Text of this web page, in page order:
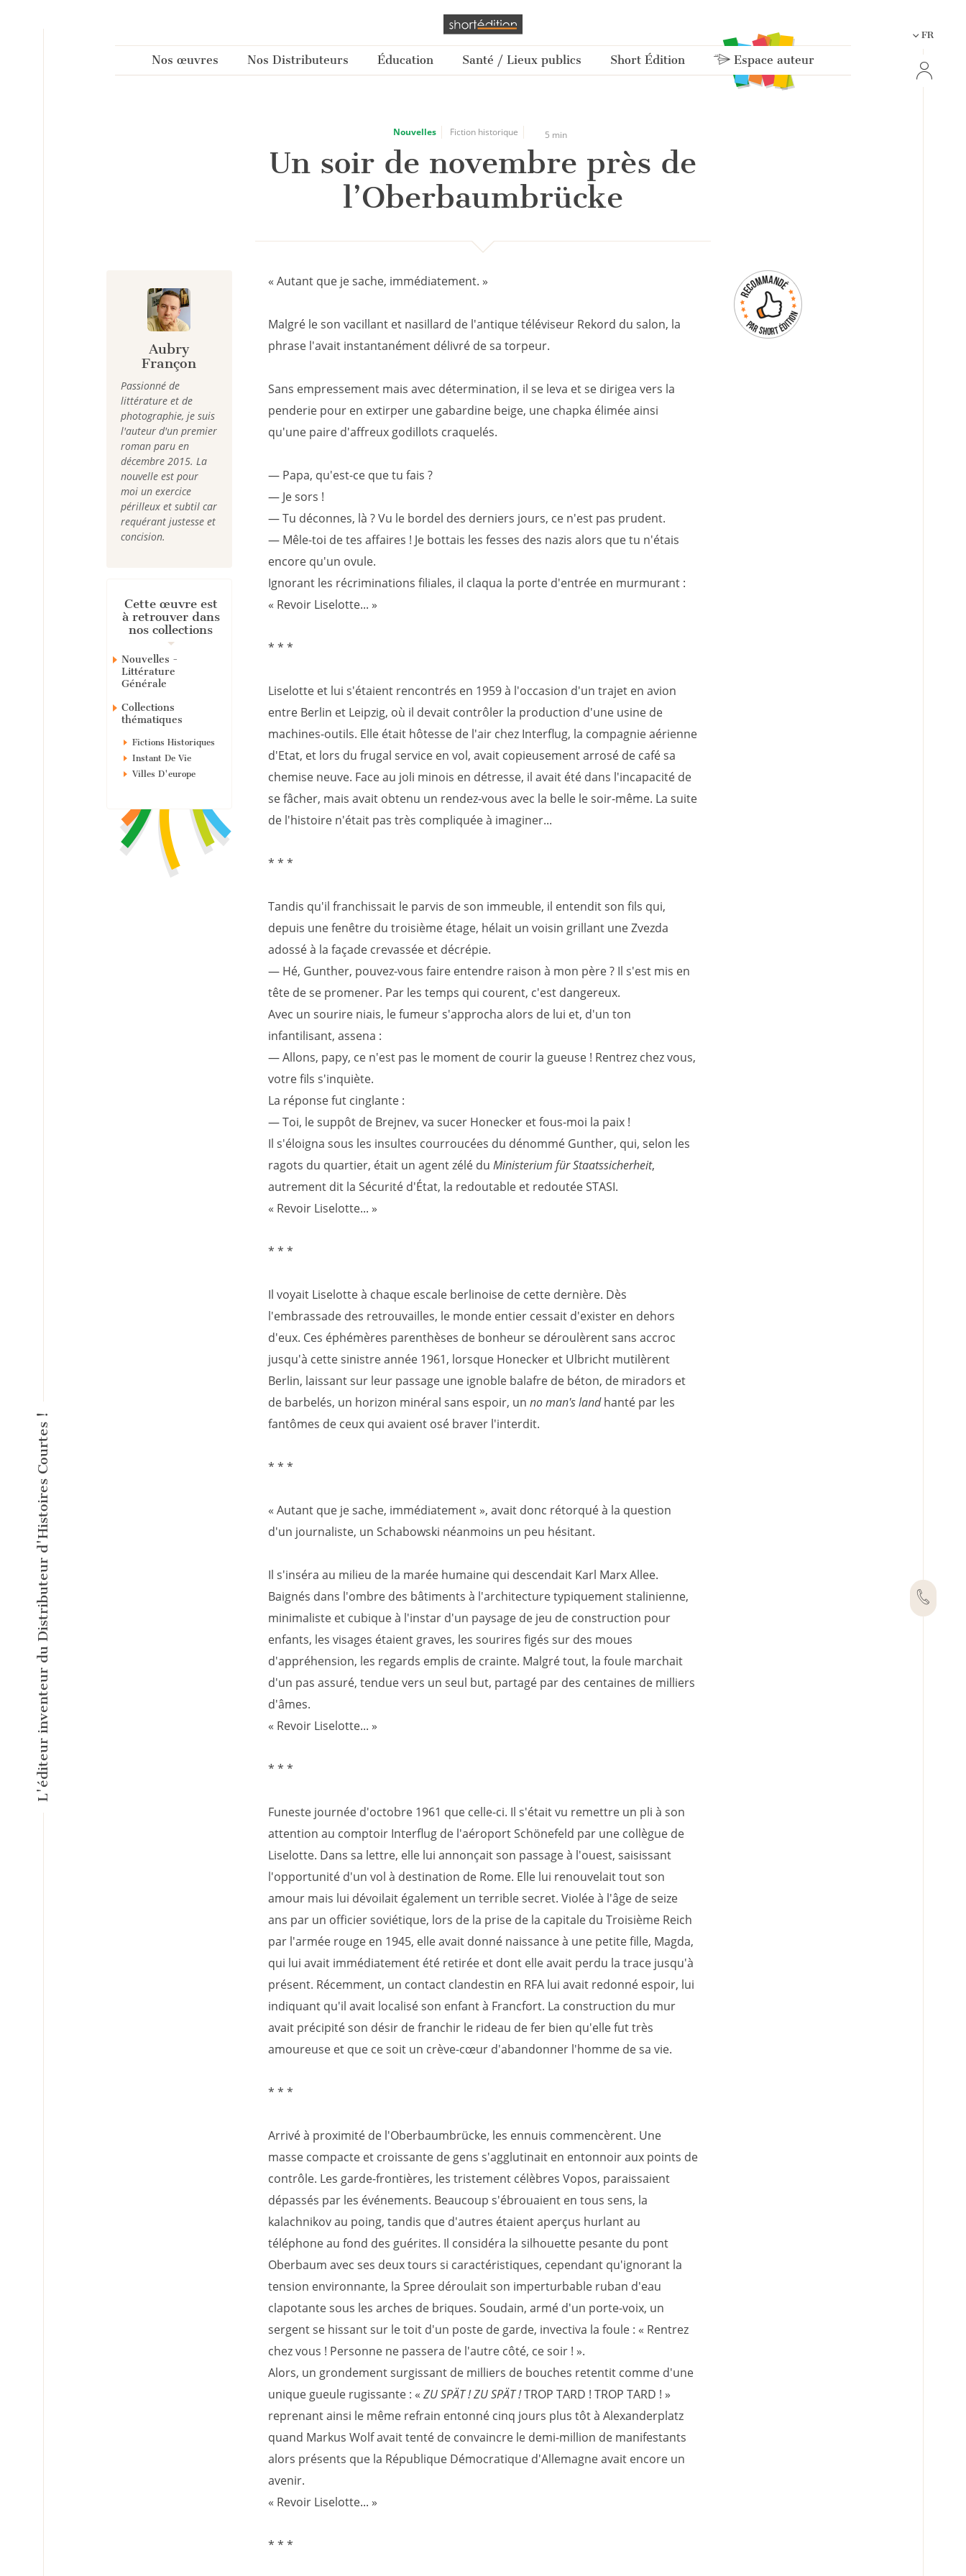
L'éditeur inventeur du Distributeur d'Histoires Courtes !
Nos œuvres Nos Distributeurs Éducation Santé / Lieux publics Short Édition Espace auteur
FR
Nouvelles Fiction historique 5 min
Un soir de novembre près de
l’Oberbaumbrücke
Aubry
Françon
Passionné de
littérature et de
photographie, je suis
l'auteur d'un premier
roman paru en
décembre 2015. La
nouvelle est pour
moi un exercice
périlleux et subtil car
requérant justesse et
concision.
Cette œuvre est
à retrouver dans
nos collections
Nouvelles -
Littérature
Générale
Collections
thématiques
Fictions Historiques
Instant De Vie
Villes D'europe
« Autant que je sache, immédiatement. »
Malgré le son vacillant et nasillard de l'antique téléviseur Rekord du salon, la
phrase l'avait instantanément délivré de sa torpeur.
Sans empressement mais avec détermination, il se leva et se dirigea vers la
penderie pour en extirper une gabardine beige, une chapka élimée ainsi
qu'une paire d'affreux godillots craquelés.
— Papa, qu'est-ce que tu fais ?
— Je sors !
— Tu déconnes, là ? Vu le bordel des derniers jours, ce n'est pas prudent.
— Mêle-toi de tes affaires ! Je bottais les fesses des nazis alors que tu n'étais
encore qu'un ovule.
Ignorant les récriminations filiales, il claqua la porte d'entrée en murmurant :
« Revoir Liselotte... »
* * *
Liselotte et lui s'étaient rencontrés en 1959 à l'occasion d'un trajet en avion
entre Berlin et Leipzig, où il devait contrôler la production d'une usine de
machines-outils. Elle était hôtesse de l'air chez Interflug, la compagnie aérienne
d'Etat, et lors du frugal service en vol, avait copieusement arrosé de café sa
chemise neuve. Face au joli minois en détresse, il avait été dans l'incapacité de
se fâcher, mais avait obtenu un rendez-vous avec la belle le soir-même. La suite
de l'histoire n'était pas très compliquée à imaginer...
* * *
Tandis qu'il franchissait le parvis de son immeuble, il entendit son fils qui,
depuis une fenêtre du troisième étage, hélait un voisin grillant une Zvezda
adossé à la façade crevassée et décrépie.
— Hé, Gunther, pouvez-vous faire entendre raison à mon père ? Il s'est mis en
tête de se promener. Par les temps qui courent, c'est dangereux.
Avec un sourire niais, le fumeur s'approcha alors de lui et, d'un ton
infantilisant, assena :
— Allons, papy, ce n'est pas le moment de courir la gueuse ! Rentrez chez vous,
votre fils s'inquiète.
La réponse fut cinglante :
— Toi, le suppôt de Brejnev, va sucer Honecker et fous-moi la paix !
Il s'éloigna sous les insultes courroucées du dénommé Gunther, qui, selon les
ragots du quartier, était un agent zélé du Ministerium für Staatssicherheit,
autrement dit la Sécurité d'État, la redoutable et redoutée STASI.
« Revoir Liselotte... »
* * *
Il voyait Liselotte à chaque escale berlinoise de cette dernière. Dès
l'embrassade des retrouvailles, le monde entier cessait d'exister en dehors
d'eux. Ces éphémères parenthèses de bonheur se déroulèrent sans accroc
jusqu'à cette sinistre année 1961, lorsque Honecker et Ulbricht mutilèrent
Berlin, laissant sur leur passage une ignoble balafre de béton, de miradors et
de barbelés, un horizon minéral sans espoir, un no man's landhanté par les
fantômes de ceux qui avaient osé braver l'interdit.
* * *
« Autant que je sache, immédiatement », avait donc rétorqué à la question
d'un journaliste, un Schabowski néanmoins un peu hésitant.
Il s'inséra au milieu de la marée humaine qui descendait Karl Marx Allee.
Baignés dans l'ombre des bâtiments à l'architecture typiquement stalinienne,
minimaliste et cubique à l'instar d'un paysage de jeu de construction pour
enfants, les visages étaient graves, les sourires figés sur des moues
d'appréhension, les regards emplis de crainte. Malgré tout, la foule marchait
d'un pas assuré, tendue vers un seul but, partagé par des centaines de milliers
d'âmes.
« Revoir Liselotte... »
* * *
Funeste journée d'octobre 1961 que celle-ci. Il s'était vu remettre un pli à son
attention au comptoir Interflug de l'aéroport Schönefeld par une collègue de
Liselotte. Dans sa lettre, elle lui annonçait son passage à l'ouest, saisissant
l'opportunité d'un vol à destination de Rome. Elle lui renouvelait tout son
amour mais lui dévoilait également un terrible secret. Violée à l'âge de seize
ans par un officier soviétique, lors de la prise de la capitale du Troisième Reich
par l'armée rouge en 1945, elle avait donné naissance à une petite fille, Magda,
qui lui avait immédiatement été retirée et dont elle avait perdu la trace jusqu'à
présent. Récemment, un contact clandestin en RFA lui avait redonné espoir, lui
indiquant qu'il avait localisé son enfant à Francfort. La construction du mur
avait précipité son désir de franchir le rideau de fer bien qu'elle fut très
amoureuse et que ce soit un crève-cœur d'abandonner l'homme de sa vie.
* * *
Arrivé à proximité de l'Oberbaumbrücke, les ennuis commencèrent. Une
masse compacte et croissante de gens s'agglutinait en entonnoir aux points de
contrôle. Les garde-frontières, les tristement célèbres Vopos, paraissaient
dépassés par les événements. Beaucoup s'ébrouaient en tous sens, la
kalachnikov au poing, tandis que d'autres étaient aperçus hurlant au
téléphone au fond des guérites. Il considéra la silhouette pesante du pont
Oberbaum avec ses deux tours si caractéristiques, cependant qu'ignorant la
tension environnante, la Spree déroulait son imperturbable ruban d'eau
clapotante sous les arches de briques. Soudain, armé d'un porte-voix, un
sergent se hissant sur le toit d'un poste de garde, invectiva la foule : « Rentrez
chez vous ! Personne ne passera de l'autre côté, ce soir ! ».
Alors, un grondement surgissant de milliers de bouches retentit comme d'une
unique gueule rugissante : « ZU SPÄT ! ZU SPÄT !TROP TARD ! TROP TARD ! »
reprenant ainsi le même refrain entonné cinq jours plus tôt à Alexanderplatz
quand Markus Wolf avait tenté de convaincre le demi-million de manifestants
alors présents que la République Démocratique d'Allemagne avait encore un
avenir.
« Revoir Liselotte... »
* * *